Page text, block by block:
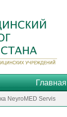
Главная
NeyroMED Servis